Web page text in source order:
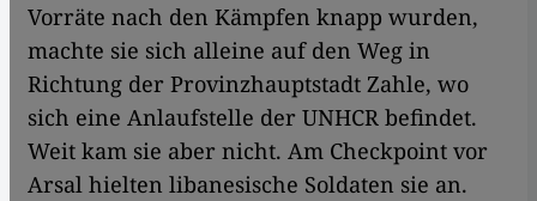
Vorräte nach den Kämpfen knapp wurden,
machte sie sich alleine auf den Weg in
Richtung der Provinzhauptstadt Zahle, wo
sich eine Anlaufstelle der UNHCR befindet.
Weit kam sie aber nicht. Am Checkpoint vor
Arsal hielten libanesische Soldaten sie an.